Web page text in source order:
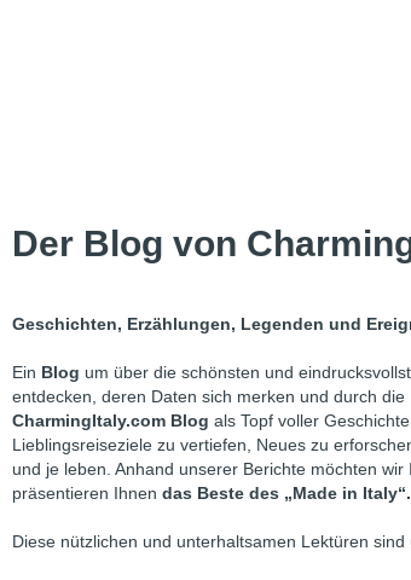
Der Blog von
Geschichten, Erzählungen, Legenden und
Ein Blog um über die schönsten und
entdecken, deren Daten sich merken und durch
CharmingItaly.com Blog als Topf voller
Lieblingsreiseziele zu vertiefen, Neues zu
und je leben. Anhand unserer Berichte möchten
präsentieren Ihnen das Beste des „Made in Italy“.
Diese nützlichen und unterhaltsamen Lektüren